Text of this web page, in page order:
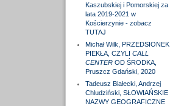
Kaszubskiej i Pomorskiej za
lata 2019-2021 w
Kościerzynie - zobacz
TUTAJ
Michał Wilk, PRZEDSIONEK
PIEKŁA, CZYLI CALL
CENTEROD ŚRODKA,
Pruszcz Gdański, 2020
Tadeusz Białecki, Andrzej
Chludziński, SŁOWIAŃSKIE
NAZWY GEOGRAFICZNE